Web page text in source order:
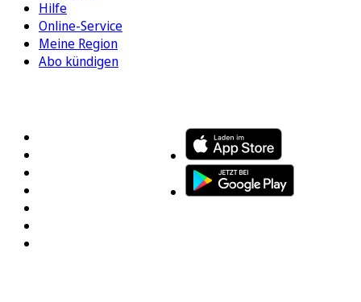
Hilfe
Online-Service
Meine Region
Abo kündigen